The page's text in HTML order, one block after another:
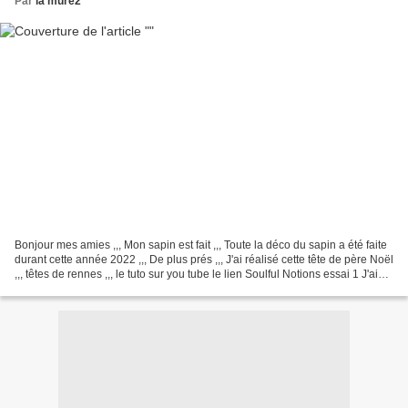
Bonjour mes amies ,,, Mon sapin est fait ,,, Toute la déco du sapin a été faite
durant cette année 2022 ,,, De plus prés ,,, J'ai réalisé cette tête de père Noël
,,, têtes de rennes ,,, le tuto sur you tube le lien Soulful Notions essai 1 J'ai